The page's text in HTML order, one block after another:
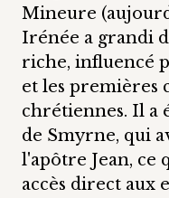
Mineure
Irénée a grandi
riche, influencé
et les premières
chrétiennes. Il a
de Smyrne, qui
l'apôtre Jean, ce
accès direct aux